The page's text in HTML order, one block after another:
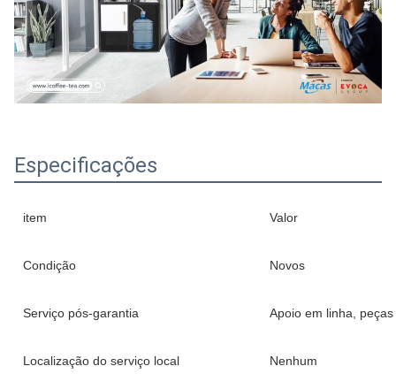
Especificações
item Valor
Condição Novos
Serviço pós-garantia Apoio em linha,
Localização do serviço local Nenhum